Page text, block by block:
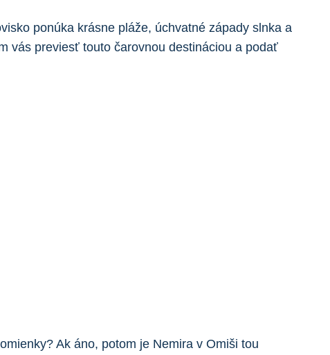
ponúka ‍krásne⁢ pláže, úchvatné⁤ západy slnka​ a
‍vás previesť touto⁢ čarovnou ⁣destináciou a ⁢podať
Ak áno,⁢ potom⁣ je‌ Nemira ‍v⁣ Omiši tou